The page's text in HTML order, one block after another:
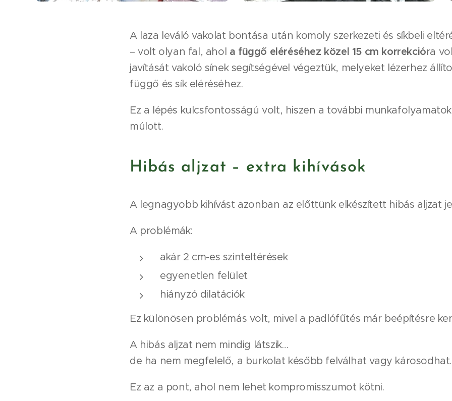
A laza leváló vakolat bontása után komoly szerkezeti és síkbeli
– volt olyan fal, ahol a függő eléréséhez közel 15 cm korrekcióra
javítását vakoló sínek segítségével végeztük, melyeket lézerhez
függő és sík eléréséhez.
Ez a lépés kulcsfontosságú volt, hiszen a további
múlott.
Hibás aljzat – extra kihívások
A legnagyobb kihívást azonban az előttünk elkészített hibás aljzat
A problémák:
akár 2 cm-es szinteltérések
egyenetlen felület
hiányzó dilatációk
Ez különösen problémás volt, mivel a padlófűtés már beépítésre
A hibás aljzat nem mindig látszik…
de ha nem megfelelő, a burkolat később felválhat vagy károsodhat.
Ez az a pont, ahol nem lehet kompromisszumot kötni.